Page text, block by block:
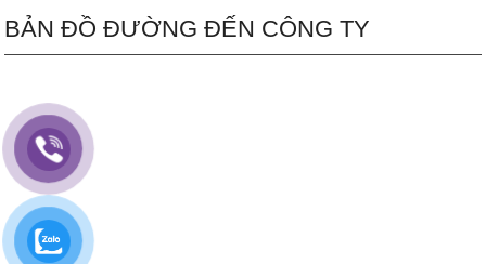
BẢN ĐỒ ĐƯỜNG ĐẾN CÔNG TY